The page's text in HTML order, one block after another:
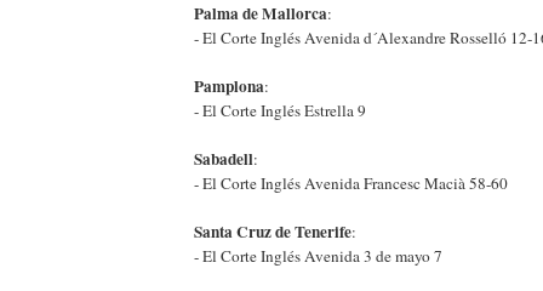
Palma de Mallorca:
- El Corte Inglés Avenida d´Alexandre Rosselló 12-
Pamplona:
- El Corte Inglés Estrella 9
Sabadell:
- El Corte Inglés Avenida Francesc Macià 58-60
Santa Cruz de Tenerife:
- El Corte Inglés Avenida 3 de mayo 7